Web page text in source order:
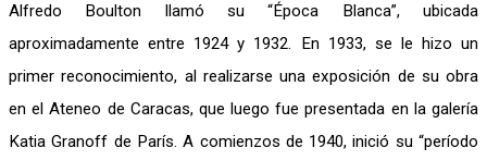
Alfredo Boulton llamó su “Época Blanca”, ubicada
aproximadamente entre 1924 y 1932. En 1933, se le hizo un
primer reconocimiento, al realizarse una exposición de su obra
en el Ateneo de Caracas, que luego fue presentada en la galería
Katia Granoff de París. A comienzos de 1940, inició su “período